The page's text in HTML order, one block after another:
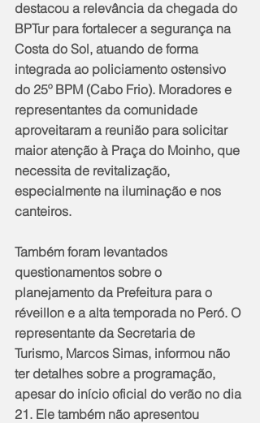
destacou a relevância da chegada do
BPTur para fortalecer a segurança na
Costa do Sol, atuando de forma
integrada ao policiamento ostensivo
do 25º BPM (Cabo Frio). Moradores e
representantes da comunidade
aproveitaram a reunião para solicitar
maior atenção à Praça do Moinho, que
necessita de revitalização,
especialmente na iluminação e nos
canteiros.
Também foram levantados
questionamentos sobre o
planejamento da Prefeitura para o
réveillon e a alta temporada no Peró. O
representante da Secretaria de
Turismo, Marcos Simas, informou não
ter detalhes sobre a programação,
apesar do início oficial do verão no dia
21. Ele também não apresentou